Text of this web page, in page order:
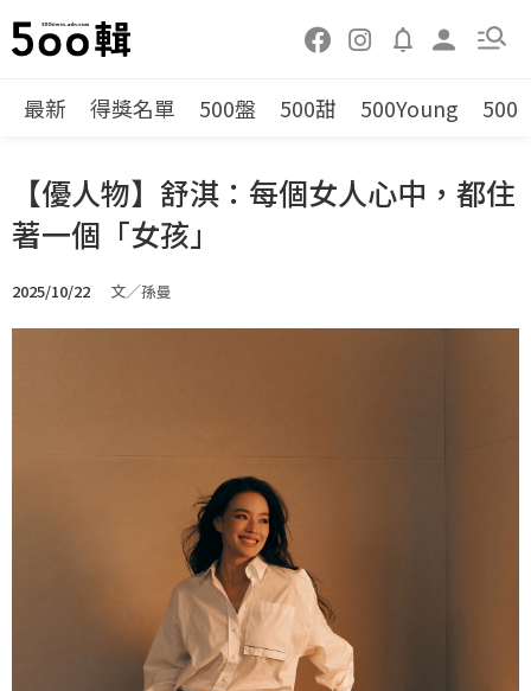
最新 得獎名單 500盤 500甜 500Young 500
【優人物】舒淇：每個女人心中，都住
著一個「女孩」
2025/10/22 文／孫曼